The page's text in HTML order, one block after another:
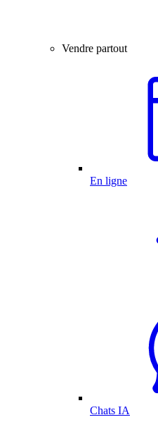
Vendre partout
En ligne
Chats IA